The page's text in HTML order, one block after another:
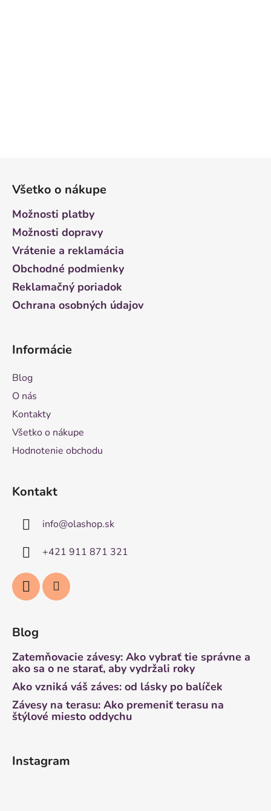
Všetko o nákupe
Možnosti platby
Možnosti dopravy
Vrátenie a reklamácia
Obchodné podmienky
Reklamačný poriadok
Ochrana osobných údajov
Informácie
Blog
O nás
Kontakty
Všetko o nákupe
Hodnotenie obchodu
Kontakt
info@olashop.sk
+421 911 871 321
Blog
Zatemňovacie závesy: Ako vybrať tie správne a
ako sa o ne starať, aby vydržali roky
Ako vzniká váš záves: od lásky po balíček
Závesy na terasu: Ako premeniť terasu na
štýlové miesto oddychu
Instagram